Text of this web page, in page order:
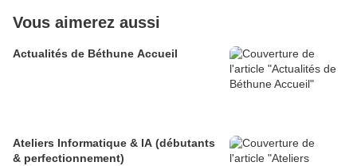
Vous aimerez aussi
Actualités de Béthune Accueil
Ateliers Informatique & IA (débutants
& perfectionnement)